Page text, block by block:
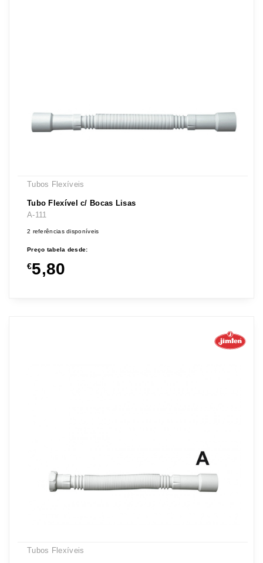
Tubos Flexíveis
Tubo Flexível c/ Bocas Lisas
A-111
2 referências disponíveis
Preço tabela desde:
€5,80
Tubos Flexíveis